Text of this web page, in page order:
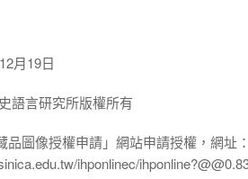
月19日
語言研究所版權所有
品圖像授權申請」網站申請授權，網址：
ihponlinec/